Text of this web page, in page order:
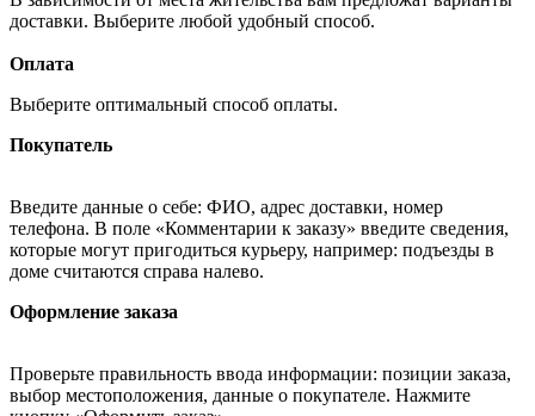
доставки. Выберите любой удобный способ.
Оплата
Выберите оптимальный способ оплаты.
Покупатель
Введите данные о себе: ФИО, адрес доставки, номер
телефона. В поле «Комментарии к заказу» введите сведения,
которые могут пригодиться курьеру, например: подъезды в
доме считаются справа налево.
Оформление заказа
Проверьте правильность ввода информации: позиции заказа,
выбор местоположения, данные о покупателе. Нажмите